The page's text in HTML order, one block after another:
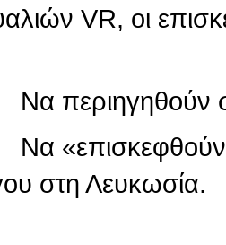
VR, οι
στον
τον
στη Λευκωσία.